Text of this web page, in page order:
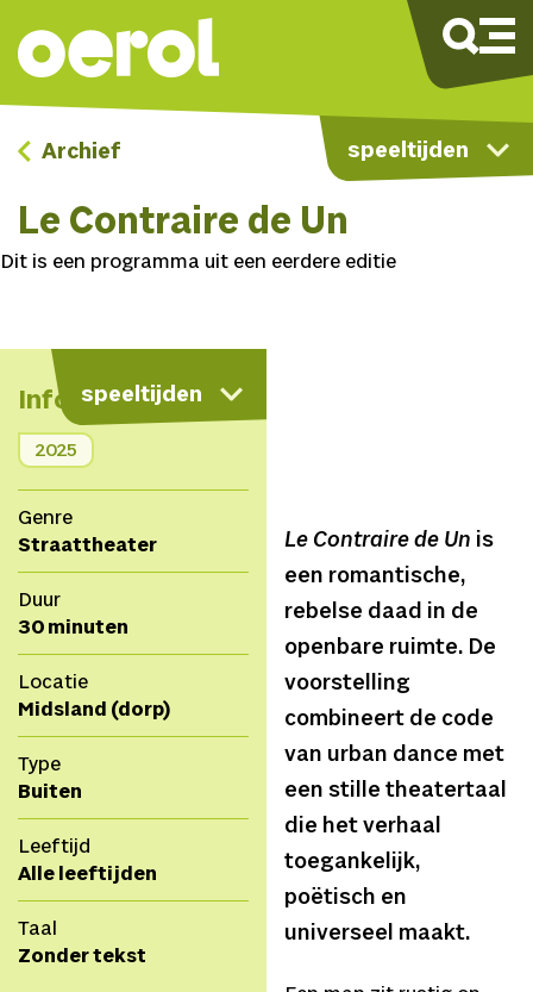
speeltijden
Archief
Le Contraire de Un
Dit is een programma uit een eerdere editie
speeltijden
Info
2025
Genre
Straattheater
Duur
30 minuten
Locatie
Midsland (dorp)
Type
Buiten
Leeftijd
Alle leeftijden
Taal
Zonder tekst
Le Contraire de Un is
een romantische,
rebelse daad in de
openbare ruimte. De
voorstelling
combineert de code
van urban dance met
een stille theatertaal
die het verhaal
toegankelijk,
poëtisch en
universeel maakt.